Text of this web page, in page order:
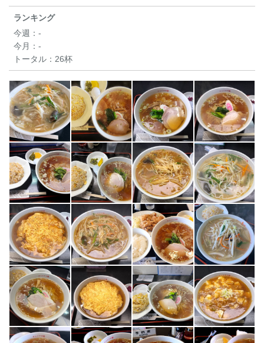
ランキング
今週： -
今月： -
トータル： 26杯